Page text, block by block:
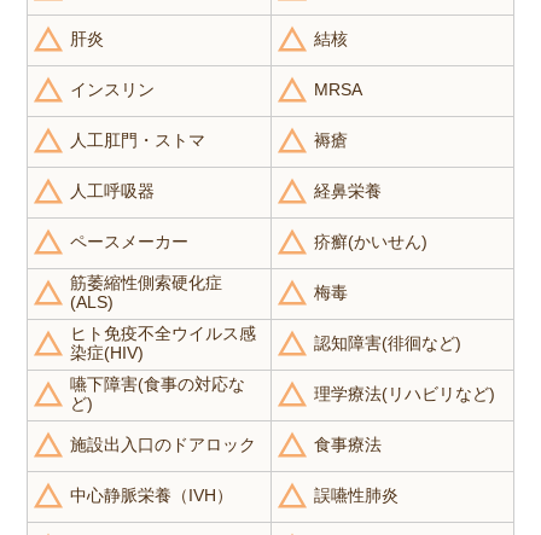
肝炎 結核
インスリン MRSA
人工肛門・ストマ 褥瘡
人工呼吸器 経鼻栄養
ペースメーカー 疥癬(かいせん)
筋萎縮性側索硬化症
(ALS)
梅毒
ヒト免疫不全ウイルス感
染症(HIV)
認知障害(徘徊など)
嚥下障害(食事の対応な
ど)
理学療法(リハビリなど)
施設出入口のドアロック 食事療法
中心静脈栄養（IVH） 誤嚥性肺炎